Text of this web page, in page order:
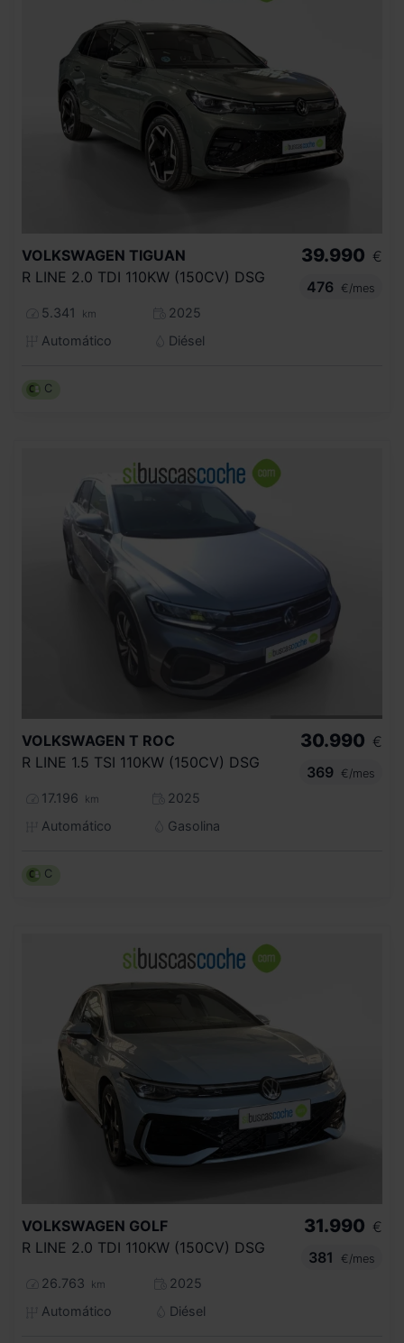
VOLKSWAGEN TIGUAN
R LINE 2.0 TDI 110KW (150CV) DSG
5.341 km
2025
Automático
Diésel
39.990 €
476
€/mes
C
VOLKSWAGEN T ROC
R LINE 1.5 TSI 110KW (150CV) DSG
17.196 km
2025
Automático
Gasolina
30.990 €
369
€/mes
C
VOLKSWAGEN GOLF
R LINE 2.0 TDI 110KW (150CV) DSG
26.763 km
2025
Automático
Diésel
31.990 €
381
€/mes